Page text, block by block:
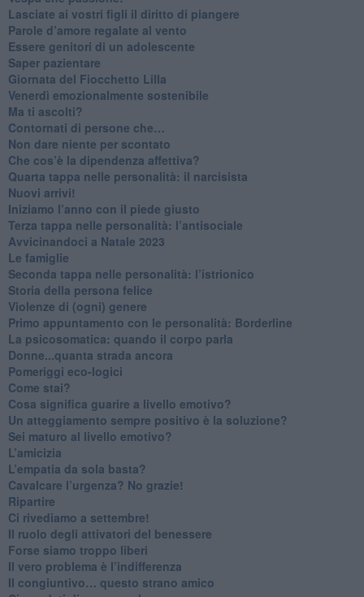
​Lasciate ai vostri figli il diritto di piangere
​Parole d’amore regalate al vento
​Essere genitori di un adolescente
​Saper pazientare
​Giornata del Fiocchetto Lilla
​Venerdì emozionalmente sostenibile
Ma ti ascolti?
Contornati di persone che…
Non dare niente per scontato
Che cos’è la dipendenza affettiva?
Quarta tappa nelle personalità: il narcisista
​Nuovi arrivi!
​Iniziamo l’anno con il piede giusto
​Terza tappa nelle personalità: l’antisociale
​Avvicinandoci a Natale 2023
Le famiglie
Seconda tappa nelle personalità: l’istrionico
​Storia della persona felice
Violenze di (ogni) genere
​Primo appuntamento con le personalità: Borderline
La psicosomatica: quando il corpo parla
Donne...quanta strada ancora
​Pomeriggi eco-logici
​Come stai?
Cosa significa guarire a livello emotivo?
​Un atteggiamento sempre positivo è la soluzione?
​Sei maturo al livello emotivo?
​L’amicizia
​L’empatia da sola basta?
​Cavalcare l’urgenza? No grazie!
Ripartire
​Ci rivediamo a settembre!
​Il ruolo degli attivatori del benessere
​Forse siamo troppo liberi
​Il vero problema è l’indifferenza
​Il congiuntivo… questo strano amico